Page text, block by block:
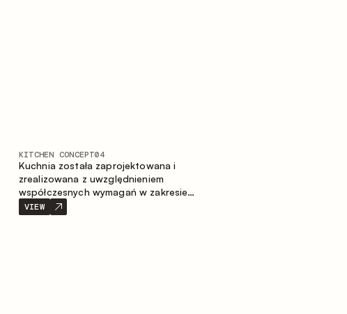
KITCHEN CONCEPT04
Kuchnia została zaprojektowana i
zrealizowana z uwzględnieniem
współczesnych wymagań w zakresie
funkcjonalności oraz estetyki. Połączenie
różnorodnych faktur tworzy spójną,
VIEW